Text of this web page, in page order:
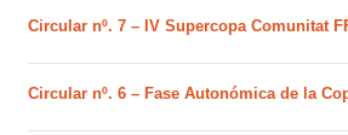
Circular nº. 7 – IV Supercopa Comunitat
Circular nº. 6 – Fase Autonómica de la